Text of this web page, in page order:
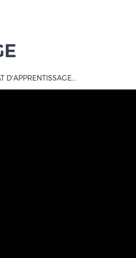
D'APPRENTISSAGE...